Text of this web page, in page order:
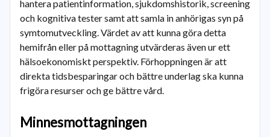
hantera patientinformation, sjukdomshistorik, screening
och kognitiva tester samt att samla in anhörigas syn på
symtomutveckling. Värdet av att kunna göra detta
hemifrån eller på mottagning utvärderas även ur ett
hälsoekonomiskt perspektiv. Förhoppningen är att
direkta tidsbesparingar och bättre underlag ska kunna
frigöra resurser och ge bättre vård.
Minnesmottagningen